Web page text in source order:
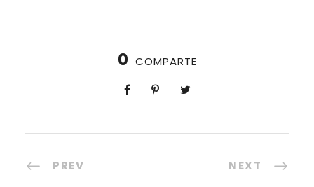
0 COMPARTE
PREV NEXT